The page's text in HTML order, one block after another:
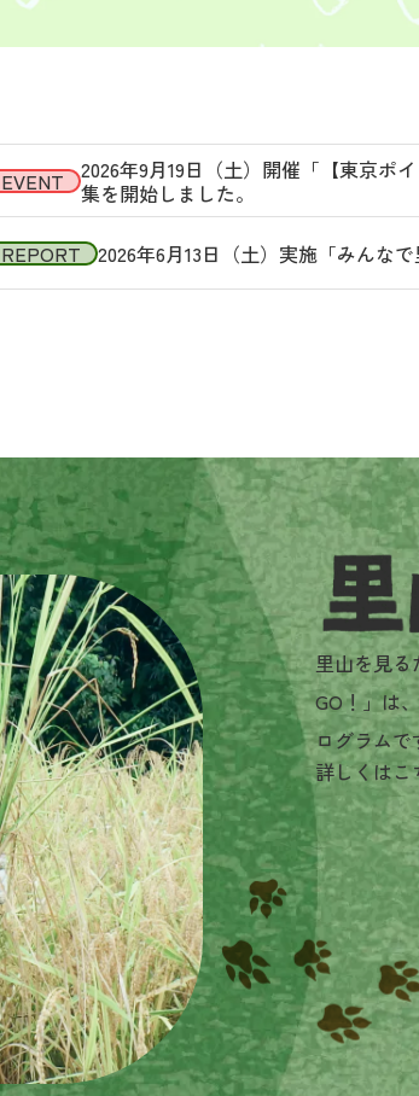
EVENT 2026年9月19日（土）開催「【東京ポ
集を開始しました。
REPORT 2026年6月13日（土）実施「みんな
里山へ
里山を見
GO！」は
ログラムで
詳しくはこ